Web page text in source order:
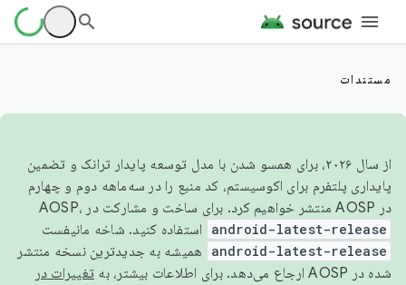
مستندات
از سال ۲۰۲۶، برای همسو شدن با مدل توسعه پایدار ترانک و تضمین
پایداری پلتفرم برای اکوسیستم، کد منبع را در سه‌ماهه دوم و چهارم
در AOSP منتشر خواهیم کرد. برای ساخت و مشارکت در AOSP،
android-latest-release استفاده کنید. شاخه مانیفست
android-latest-release
همیشه به جدیدترین نسخه منتشر
شده در AOSP ارجاع می‌دهد. برای اطلاعات بیشتر، به
تغییرات در